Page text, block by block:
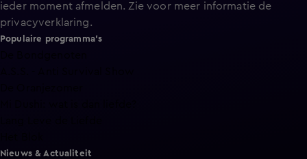
ieder moment afmelden. Zie voor meer informatie de
privacyverklaring.
Populaire programma's
Nieuws & Actualiteit